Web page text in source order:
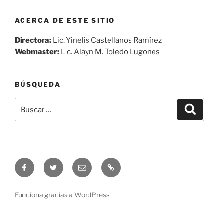
ACERCA DE ESTE SITIO
Directora: Lic. Yinelis Castellanos Ramírez
Webmaster: Lic. Alayn M. Toledo Lugones
BÚSQUEDA
por:
Síguenos
en
Síguenos
en
Correo
electrónico
Audio
en
Funciona gracias a WordPress